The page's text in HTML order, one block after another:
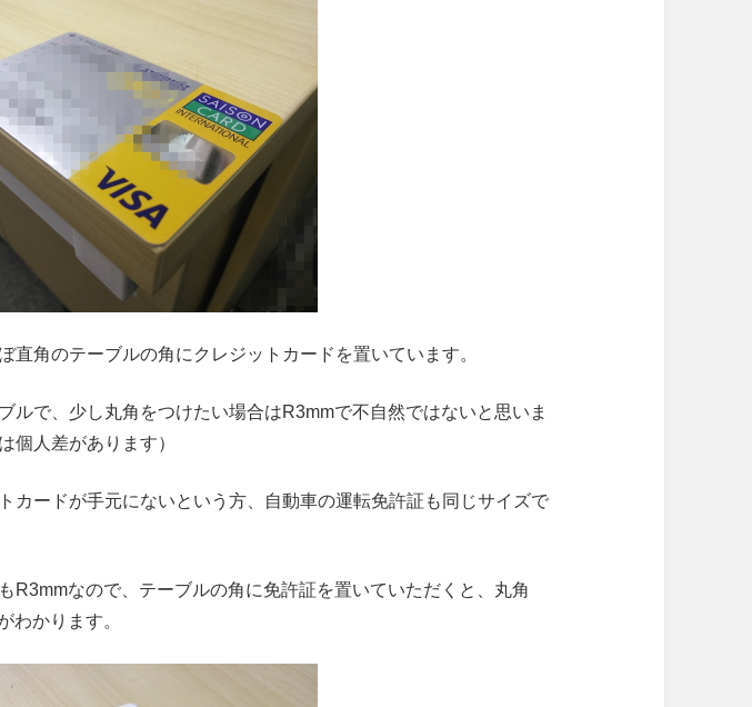
直角のテーブルの角にクレジットカードを置いています。
ルで、少し丸角をつけたい場合はR3mmで不自然ではないと思いま
個人差があります）
カードが手元にないという方、自動車の運転免許証も同じサイズで
R3mmなので、テーブルの角に免許証を置いていただくと、丸角
わかります。